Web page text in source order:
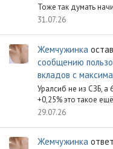
Тоже так думать
31.07.26
Жемчужинка
сообщению
вкладов с
Уралсиб не из СЗБ, а
+0,25% это такое
29.07.26
Жемчужинка